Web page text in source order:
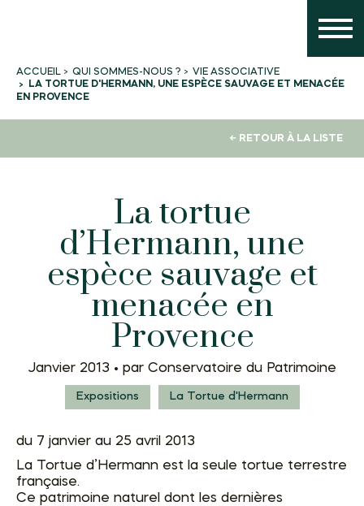
ACCUEIL QUI SOMMES-NOUS ?
VIE ASSOCIATIVE
LA TORTUE D'HERMANN, UNE ESPÈCE SAUVAGE ET MENACÉE
EN PROVENCE
← RETOUR À LA LISTE
La tortue
d’Hermann, une
espèce sauvage et
menacée en
Provence
Janvier 2013 • par Conservatoire du Patrimoine
Expositions La Tortue d'Hermann
du 7 janvier au 25 avril 2013
La Tortue d’Hermann est la seule tortue terrestre
française.
Ce patrimoine naturel dont les dernières